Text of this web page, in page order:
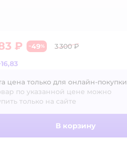
₽ −49%
3 300 ₽
16,83
цена только для онлайн‑покупки
по указанной цене можно
только на сайте
В корзину